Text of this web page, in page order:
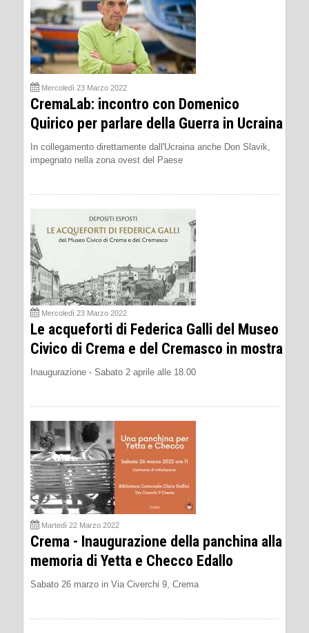
Mercoledì 23 Marzo 2022
CremaLab: incontro con Domenico
Quirico per parlare della Guerra in Ucraina
In collegamento direttamente dall'Ucraina anche Don Slavik,
impegnato nella zona ovest del Paese
Mercoledì 23 Marzo 2022
Le acqueforti di Federica Galli del Museo
Civico di Crema e del Cremasco in mostra
Inaugurazione - Sabato 2 aprile alle 18.00
Martedì 22 Marzo 2022
Crema - Inaugurazione della panchina alla
memoria di Yetta e Checco Edallo
Sabato 26 marzo in Via Civerchi 9, Crema